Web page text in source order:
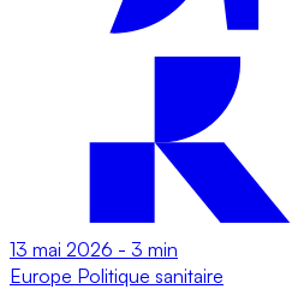
13 mai 2026 - 3 min
Europe Politique sanitaire